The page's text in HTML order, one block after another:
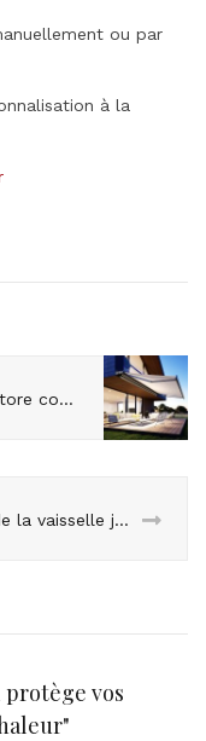
ou par
à la
Un joyau sur votre façade : Le store coffre MX-2 séduit par son design épuré
Adiserve : le spécialiste de la vaisselle jetable design et écolo !
protège vos
"